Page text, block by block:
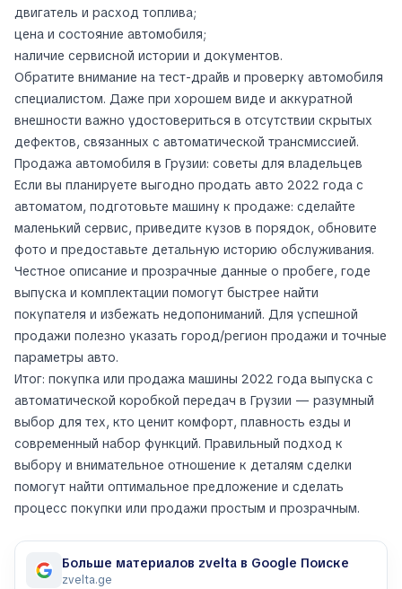
двигатель и расход топлива;
цена и состояние автомобиля;
наличие сервисной истории и документов.
Обратите внимание на тест-драйв и проверку автомобиля
специалистом. Даже при хорошем виде и аккуратной
внешности важно удостовериться в отсутствии скрытых
дефектов, связанных с автоматической трансмиссией.
Продажа автомобиля в Грузии: советы для владельцев
Если вы планируете выгодно продать авто 2022 года с
автоматом, подготовьте машину к продаже: сделайте
маленький сервис, приведите кузов в порядок, обновите
фото и предоставьте детальную историю обслуживания.
Честное описание и прозрачные данные о пробеге, годе
выпуска и комплектации помогут быстрее найти
покупателя и избежать недопониманий. Для успешной
продажи полезно указать город/регион продажи и точные
параметры авто.
Итог: покупка или продажа машины 2022 года выпуска с
автоматической коробкой передач в Грузии — разумный
выбор для тех, кто ценит комфорт, плавность езды и
современный набор функций. Правильный подход к
выбору и внимательное отношение к деталям сделки
помогут найти оптимальное предложение и сделать
процесс покупки или продажи простым и прозрачным.
Больше материалов zvelta в Google Поиске
zvelta.ge